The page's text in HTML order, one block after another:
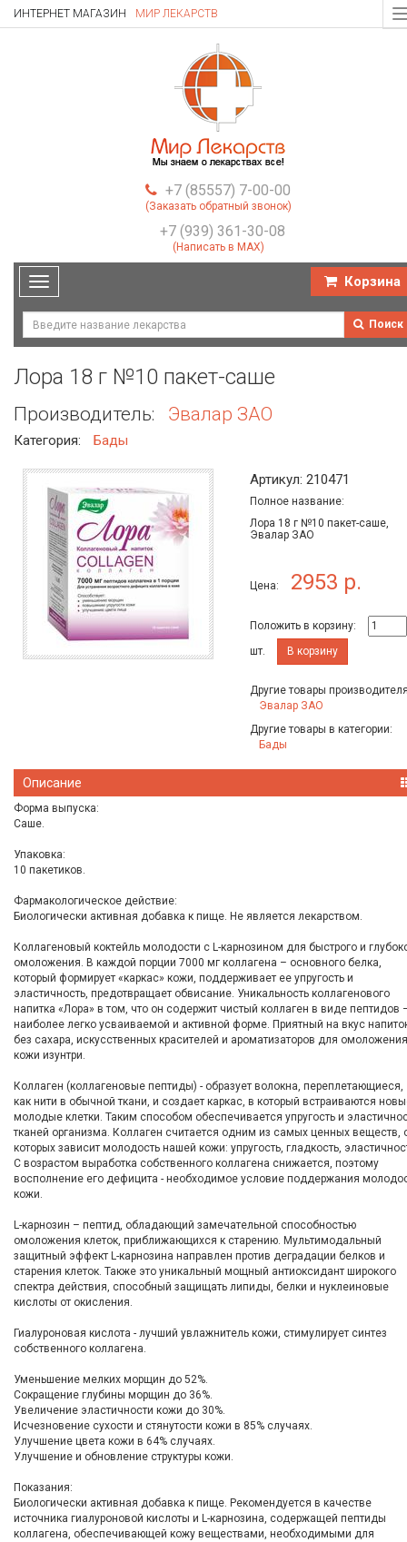
ИНТЕРНЕТ МАГАЗИН МИР ЛЕКАРСТВ
+7 (85557) 7-00-00
(Заказать обратный звонок)
+7 (939) 361-30-08
(Написать в MAX)
Toggle
navigation
Корзина
Поиск
Лора 18 г №10 пакет-саше
Производитель: Эвалар ЗАО
Категория: Бады
Артикул: 210471
Полное название:
Лора 18 г №10 пакет-саше,
Эвалар ЗАО
Цена: 2953 р.
Положить в корзину:
шт.
В корзину
Другие товары
Эвалар ЗАО
Другие товары в категории:
Бады
Описание
Форма выпуска:
Саше.
Упаковка:
10 пакетиков.
Фармакологическое действие:
Биологически активная добавка к пище. Не является лекарством.
Коллагеновый коктейль молодости с L-карнозином для быстрого и
омоложения. В каждой порции 7000 мг коллагена – основного белка,
который формирует «каркас» кожи, поддерживает ее упругость и
эластичность, предотвращает обвисание. Уникальность коллагенового
напитка «Лора» в том, что он содержит чистый коллаген в виде пептидов
наиболее легко усваиваемой и активной форме. Приятный на вкус
без сахара, искусственных красителей и ароматизаторов для омоложения
кожи изунтри.
Коллаген (коллагеновые пептиды) - образует волокна, переплетающиеся,
как нити в обычной ткани, и создает каркас, в который встраиваются
молодые клетки. Таким способом обеспечивается упругость и
тканей организма. Коллаген считается одним из самых ценных веществ,
которых зависит молодость нашей кожи: упругость, гладкость,
С возрастом выработка собственного коллагена снижается, поэтому
восполнение его дефицита - необходимое условие поддержания
кожи.
L-карнозин – пептид, обладающий замечательной способностью
омоложения клеток, приближающихся к старению. Мультимодальный
защитный эффект L-карнозина направлен против деградации белков и
старения клеток. Также это уникальный мощный антиоксидант широкого
спектра действия, способный защищать липиды, белки и нуклеиновые
кислоты от окисления.
Гиалуроновая кислота - лучший увлажнитель кожи, стимулирует синтез
собственного коллагена.
Уменьшение мелких морщин до 52%.
Сокращение глубины морщин до 36%.
Увеличение эластичности кожи до 30%.
Исчезновение сухости и стянутости кожи в 85% случаях.
Улучшение цвета кожи в 64% случаях.
Улучшение и обновление структуры кожи.
Показания:
Биологически активная добавка к пище. Рекомендуется в качестве
источника гиалуроновой кислоты и L-карнозина, содержащей пептиды
коллагена, обеспечивающей кожу веществами, необходимыми для